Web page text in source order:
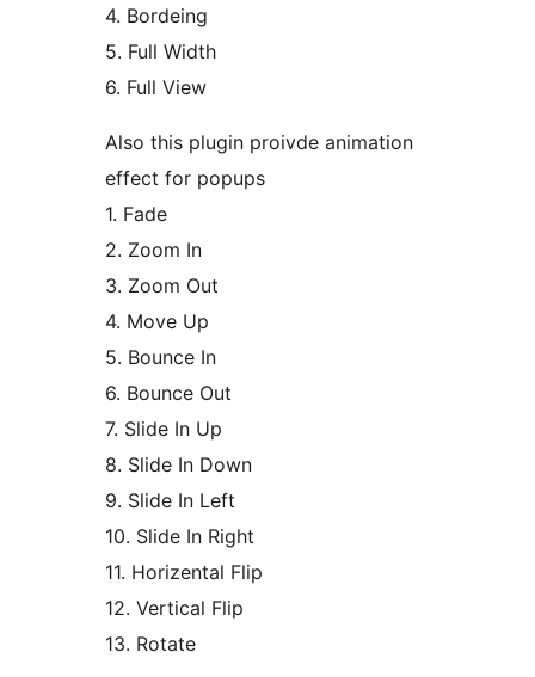
4. Bordeing
5. Full Width
6. Full View
Also this plugin proivde animation
effect for popups
1. Fade
2. Zoom In
3. Zoom Out
4. Move Up
5. Bounce In
6. Bounce Out
7. Slide In Up
8. Slide In Down
9. Slide In Left
10. Slide In Right
11. Horizental Flip
12. Vertical Flip
13. Rotate